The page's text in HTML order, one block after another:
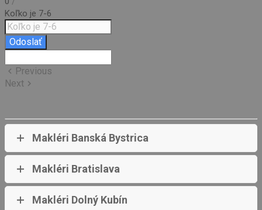
Koľko je 7-6
Odoslať
keyboard_arrow_left Previous
Next keyboard_arrow_right
Makléri Banská Bystrica
Makléri Bratislava
Makléri Dolný Kubín